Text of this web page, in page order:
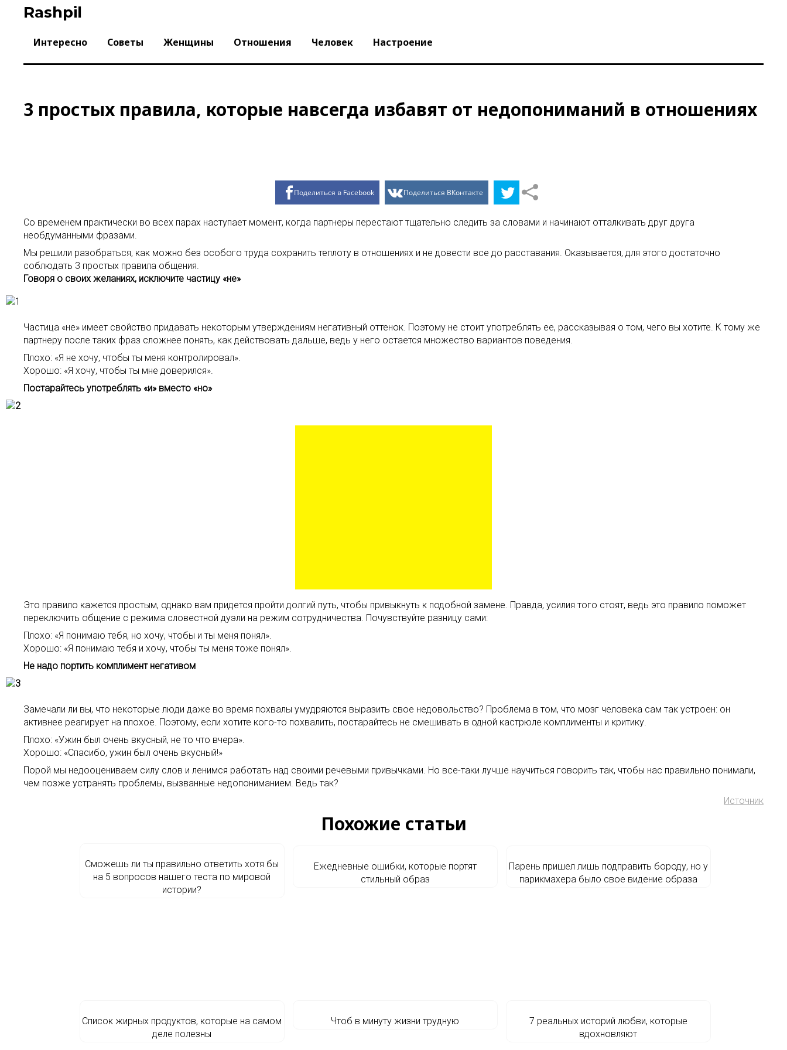
Rashpil
Интересно Советы Женщины Отношения Человек Настроение
3 простых правила, которые навсегда избавят от недопониманий в отношениях
Поделиться в Facebook Поделиться ВКонтакте
Со временем практически во всех парах наступает момент, когда партнеры перестают тщательно следить за словами и начинают отталкивать друг друга
необдуманными фразами.
Мы решили разобраться, как можно без особого труда сохранить теплоту в отношениях и не довести все до расставания. Оказывается, для этого достаточно
соблюдать 3 простых правила общения.
Говоря о своих желаниях, исключите частицу «не»
Частица «не» имеет свойство придавать некоторым утверждениям негативный оттенок. Поэтому не стоит употреблять ее, рассказывая о том, чего вы хотите. К тому же
партнеру после таких фраз сложнее понять, как действовать дальше, ведь у него остается множество вариантов поведения.
Плохо: «Я не хочу, чтобы ты меня контролировал».
Хорошо: «Я хочу, чтобы ты мне доверился».
Постарайтесь употреблять «и» вместо «но»
Это правило кажется простым, однако вам придется пройти долгий путь, чтобы привыкнуть к подобной замене. Правда, усилия того стоят, ведь это правило поможет
переключить общение с режима словестной дуэли на режим сотрудничества. Почувствуйте разницу сами:
Плохо: «Я понимаю тебя, но хочу, чтобы и ты меня понял».
Хорошо: «Я понимаю тебя и хочу, чтобы ты меня тоже понял».
Не надо портить комплимент негативом
Замечали ли вы, что некоторые люди даже во время похвалы умудряются выразить свое недовольство? Проблема в том, что мозг человека сам так устроен: он
активнее реагирует на плохое. Поэтому, если хотите кого-то похвалить, постарайтесь не смешивать в одной кастрюле комплименты и критику.
Плохо: «Ужин был очень вкусный, не то что вчера».
Хорошо: «Спасибо, ужин был очень вкусный!»
Порой мы недооцениваем силу слов и ленимся работать над своими речевыми привычками. Но все-таки лучше научиться говорить так, чтобы нас правильно понимали,
чем позже устранять проблемы, вызванные недопониманием. Ведь так?
Источник
Похожие статьи
Сможешь ли ты правильно ответить хотя бы
на 5 вопросов нашего теста по мировой
истории?
Ежедневные ошибки, которые портят
стильный образ
Парень пришел лишь подправить бороду, но у
парикмахера было свое видение образа
Список жирных продуктов, которые на самом
деле полезны
Чтоб в минуту жизни трудную
7 реальных историй любви, которые
вдохновляют